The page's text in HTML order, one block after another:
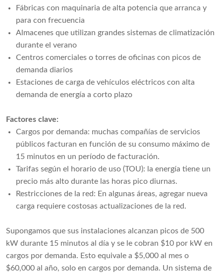
Fábricas con maquinaria de alta potencia que arranca y
para con frecuencia
Almacenes que utilizan grandes sistemas de climatización
durante el verano
Centros comerciales o torres de oficinas con picos de
demanda diarios
Estaciones de carga de vehículos eléctricos con alta
demanda de energía a corto plazo
Factores clave:
Cargos por demanda: muchas compañías de servicios
públicos facturan en función de su consumo máximo de
15 minutos en un período de facturación.
Tarifas según el horario de uso (TOU): la energía tiene un
precio más alto durante las horas pico diurnas.
Restricciones de la red: En algunas áreas, agregar nueva
carga requiere costosas actualizaciones de la red.
Supongamos que sus instalaciones alcanzan picos de 500
kW durante 15 minutos al día y se le cobran $10 por kW en
cargos por demanda. Esto equivale a $5,000 al mes o
$60,000 al año, solo en cargos por demanda. Un sistema de